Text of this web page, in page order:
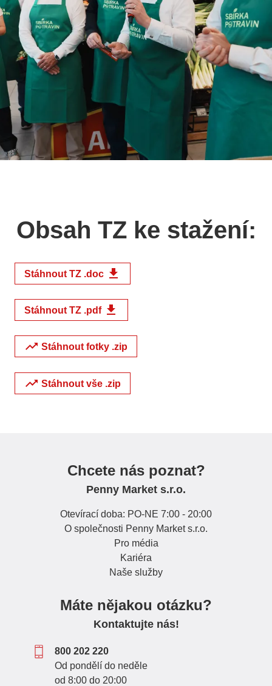
Obsah TZ ke stažení:
Stáhnout TZ .doc file_download
Stáhnout TZ .pdf file_download
trending_up Stáhnout fotky .zip
trending_up Stáhnout vše .zip
Chcete nás poznat?
Penny Market s.r.o.
Otevírací doba: PO-NE 7:00 - 20:00
O společnosti Penny Market s.r.o.
Pro média
Kariéra
Naše služby
Máte nějakou otázku?
Kontaktujte nás!
800 202 220
Od pondělí do neděle
od 8:00 do 20:00